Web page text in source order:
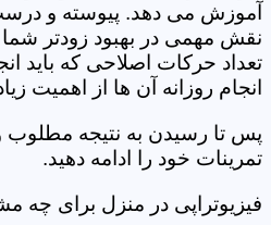
آموزش می دهد. پیوسته و
نقش مهمی در بهبود زودتر شما
تعداد حرکات اصلاحی که باید
انجام روزانه آن ها از اهمیت
پس تا رسیدن به نتیجه مطلوب و
تمرینات خود را ادامه دهید.
فیزیوتراپی در منزل برای